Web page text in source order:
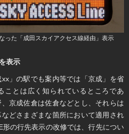
った「成田スカイアクセス線経由」表示
表示
」の駅でも案内等では「京成」を省
ことは広く知られているところであ
京成佐倉は佐倉などとし、それらは
どさまざまな箇所において適用され
の行先表示の改修では、行先につい